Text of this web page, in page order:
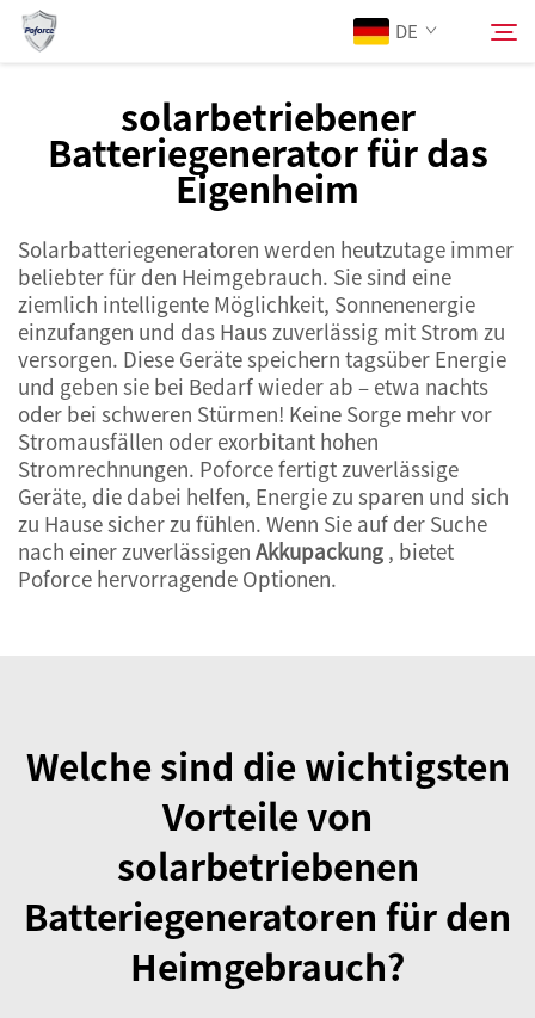
DE
Über Uns
Dienstleistungen
Neuigkeiten
Kontaktieren Sie uns
Suchen
solarbetriebener
Batteriegenerator für das
Eigenheim
Solarbatteriegeneratoren werden heutzutage immer
beliebter für den Heimgebrauch. Sie sind eine
ziemlich intelligente Möglichkeit, Sonnenenergie
einzufangen und das Haus zuverlässig mit Strom zu
versorgen. Diese Geräte speichern tagsüber Energie
und geben sie bei Bedarf wieder ab – etwa nachts
oder bei schweren Stürmen! Keine Sorge mehr vor
Stromausfällen oder exorbitant hohen
Stromrechnungen. Poforce fertigt zuverlässige
Geräte, die dabei helfen, Energie zu sparen und sich
zu Hause sicher zu fühlen. Wenn Sie auf der Suche
nach einer zuverlässigen Akkupackung , bietet
Poforce hervorragende Optionen.
Welche sind die wichtigsten
Vorteile von
solarbetriebenen
Batteriegeneratoren für den
Heimgebrauch?